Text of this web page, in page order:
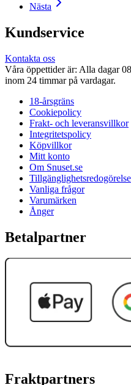
Nästa
Kundservice
Kontakta oss
Våra öppettider är: Alla dagar
inom 24 timmar på vardagar.
18-årsgräns
Cookiepolicy
Frakt- och leveransvillkor
Integritetspolicy
Köpvillkor
Mitt konto
Om Snuset.se
Tillgänglighetsredogörelse
Vanliga frågor
Varumärken
Ånger
Betalpartner
Fraktpartners